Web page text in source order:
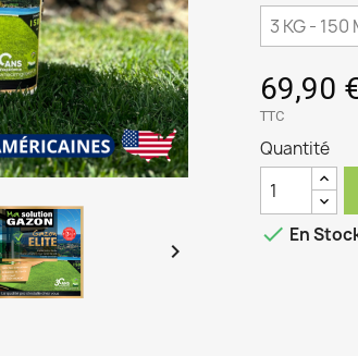

69,90
TTC
Quantité
 En